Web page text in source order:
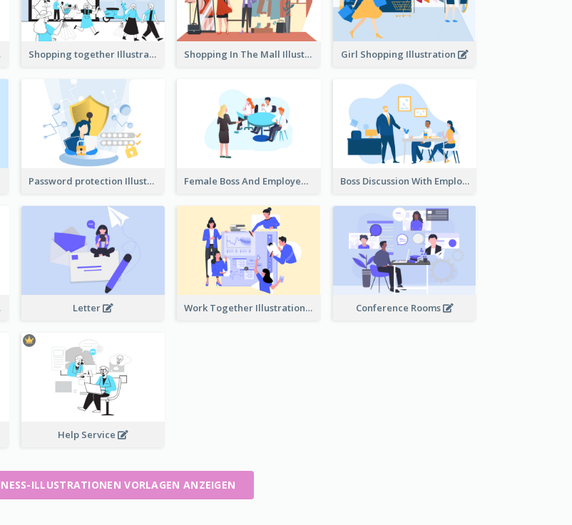
Shopping together Illustration Shopping In The Mall Illustration Girl Shopping Illustration
Password protection Illustration Female Boss And Employee Illustration Boss Discussion With Employee Illustration
Letter Work Together Illustration Conference Rooms
Help Service
ILLUSTRATIONEN VORLAGEN ANZEIGEN